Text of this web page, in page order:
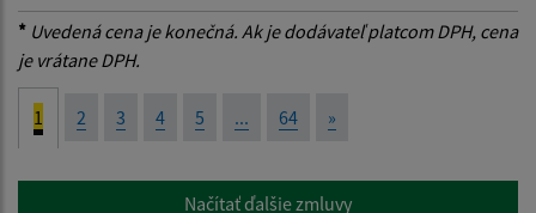
* Uvedená cena je konečná. Ak je dodávateľ platcom DPH, cena
je vrátane DPH.
1 2 3 4 5 ... 64 »
Načítať ďalšie zmluvy